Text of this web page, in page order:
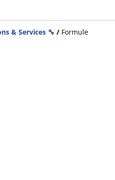
& Services 🔧 / Formule